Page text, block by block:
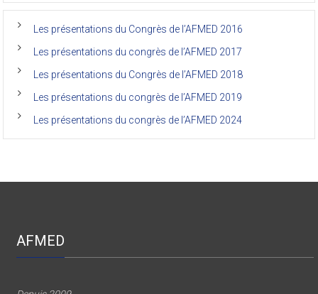
de
(Afmed/Unikin)
vécu
Les présentations du Congrès de l’AFMED 2016
Les présentations du congrès de l’AFMED 2017
Les présentations du Congrès de l’AFMED 2018
Les présentations du congrès de l’AFMED 2019
Les présentations du congrès de l’AFMED 2024
AFMED